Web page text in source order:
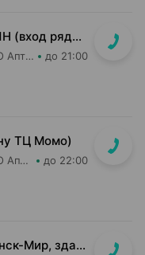
пр-т Независимости, д. 23, пом. 1Н (вход рядом со входом в м-н Евроопт и Кафетерий)
Добрыя леки Аптека групп Центр ООО Аптека №96 до 21:00
ТЦ Момо)
Добрыя леки Аптека групп Центр ООО Аптека №8 до 22:00
пр-т Мира, д. 6, пом. 273 (ЖК Минск-Мир, здание Сочи)